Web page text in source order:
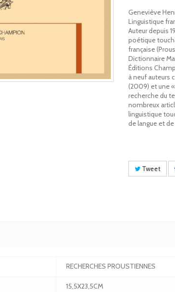
Geneviève
Linguistique
Auteur depuis
poétique
française
Dictionnaire
Éditions
à neuf auteurs
(2009) et une
recherche du
nombreux
linguistique
de langue et
Tweet
RECHERCHES PROUSTIENNES
15,5X23,5CM